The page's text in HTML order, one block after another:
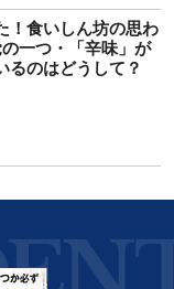
！食いしん坊の思わ
一つ・「辛味」が
るのはどうして？